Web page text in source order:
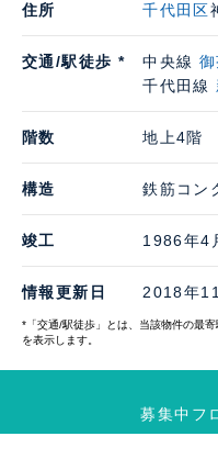
住所 千代田区
交通/駅徒歩 * 中央線
千代田線
階数 地上4階
構造 鉄筋コン
竣工 1986年4
情報更新日 2018年
*「交通/駅徒歩」とは、当該物件の最
を表示します。
募集中フ